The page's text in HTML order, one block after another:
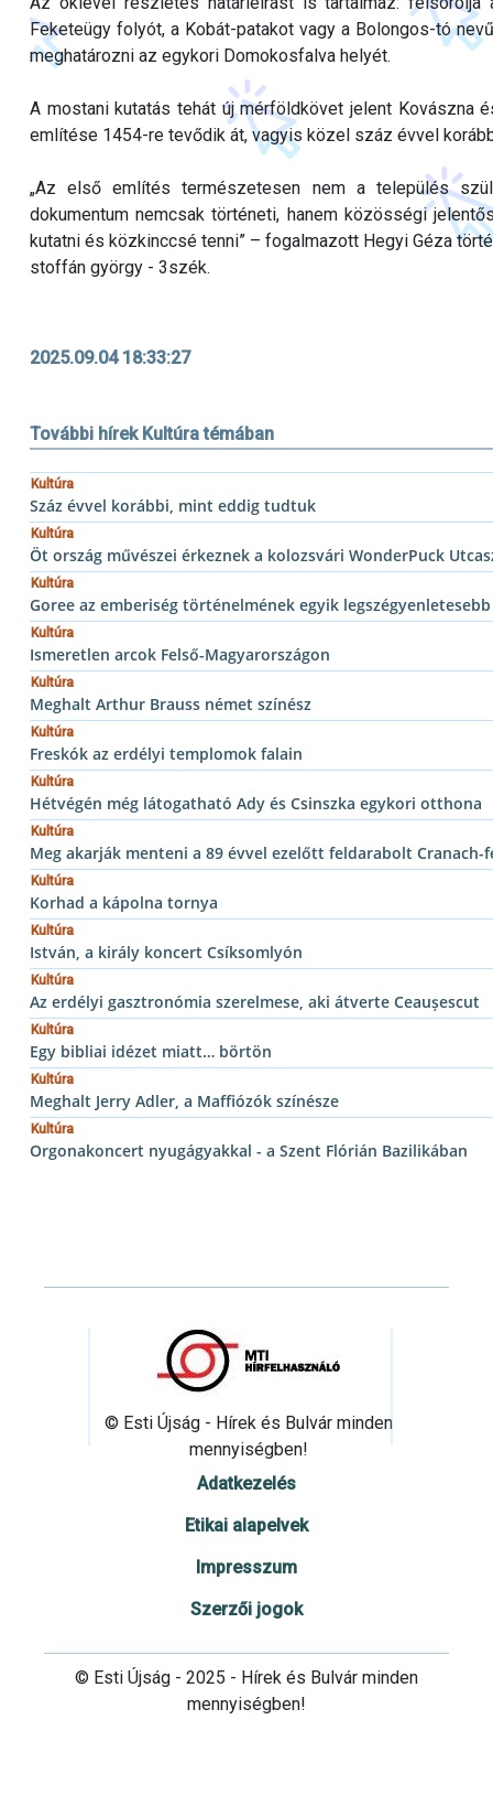
Feketeügy folyót, a Kobát-patakot vagy a Bolongos-tó
meghatározni az egykori Domokosfalva helyét.
A mostani kutatás tehát új mérföldkövet jelent Kovászna
említése 1454-re tevődik át, vagyis közel száz évvel
„Az első említés természetesen nem a település
dokumentum nemcsak történeti, hanem közösségi
kutatni és közkinccsé tenni” – fogalmazott Hegyi Géza
stoffán györgy - 3szék.
2025.09.04 18:33:27
További hírek Kultúra témában
Kultúra
Száz évvel korábbi, mint eddig tudtuk
Kultúra
Öt ország művészei érkeznek a kolozsvári WonderPuck
Kultúra
Goree az emberiség történelmének egyik
Kultúra
Ismeretlen arcok Felső-Magyarországon
Kultúra
Meghalt Arthur Brauss német színész
Kultúra
Freskók az erdélyi templomok falain
Kultúra
Hétvégén még látogatható Ady és Csinszka egykori otthona
Kultúra
Meg akarják menteni a 89 évvel ezelőtt feldarabolt Cranach-
Kultúra
Korhad a kápolna tornya
Kultúra
István, a király koncert Csíksomlyón
Kultúra
Az erdélyi gasztronómia szerelmese, aki átverte Ceaușescut
Kultúra
Egy bibliai idézet miatt… börtön
Kultúra
Meghalt Jerry Adler, a Maffiózók színésze
Kultúra
Orgonakoncert nyugágyakkal - a Szent Flórián Bazilikában
© Esti Újság - Hírek és Bulvár minden
mennyiségben!
Adatkezelés
Etikai alapelvek
Impresszum
Szerzői jogok
© Esti Újság - 2025 - Hírek és Bulvár minden
mennyiségben!